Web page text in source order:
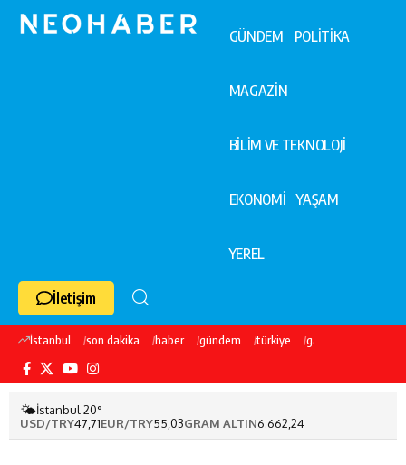
GÜNDEM POLİTİKA
MAGAZİN
BİLİM VE TEKNOLOJİ
EKONOMİ YAŞAM
YEREL
İletişim
İstanbul son dakika haber gündem türkiye galatasaray
🌤️İstanbul 20°
USD/TRY47,71EUR/TRY55,03GRAM ALTIN6.662,24